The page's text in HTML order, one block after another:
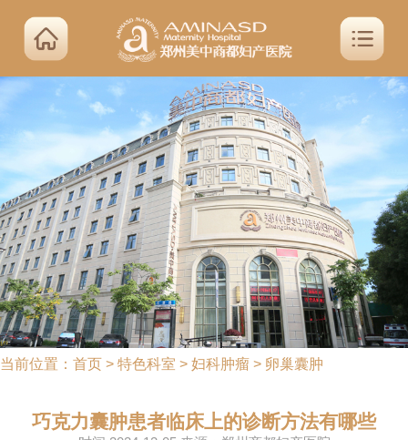
当前位置： 首页 > 特色科室 > 妇科肿瘤 > 卵巢囊肿
巧克力囊肿患者临床上的诊断方法有哪些